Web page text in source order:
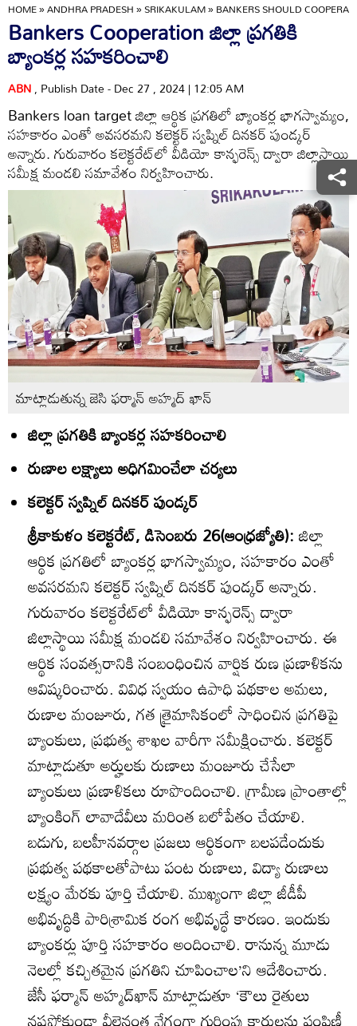
HOME»ANDHRA PRADESH»SRIKAKULAM»BANKERS SHOULD
Bankers Cooperation జిల్లా ప్రగతికి
బ్యాంకర్ల సహకరించాలి
ABN, Publish Date - Dec 27 , 2024 | 12:05 AM
Bankers loan target జిల్లా ఆర్థిక ప్రగతిలో బ్యాంకర్ల భాగస్వామ్యం,
సహకారం ఎంతో అవసరమని కలెక్టర్‌ స్వప్నిల్‌ దినకర్‌ పుండ్కర్‌
అన్నారు. గురువారం కలెక్టరేట్‌లో వీడియో కాన్ఫరెన్స్‌ ద్వారా జిల్లాస్థాయి
సమీక్ష మండలి సమావేశం నిర్వహించారు.
మాట్లాడుతున్న జెసి ఫర్మాన్‌ అహ్మద్‌ ఖాన్‌
జిల్లా ప్రగతికి బ్యాంకర్ల సహకరించాలి
రుణాల లక్ష్యాలు అధిగమించేలా చర్యలు
కలెక్టర్‌ స్వప్నిల్‌ దినకర్‌ పుండ్కర్‌
శ్రీకాకుళం కలెక్టరేట్‌, డిసెంబరు 26(ఆంధ్రజ్యోతి):జిల్లా
ఆర్థిక ప్రగతిలో బ్యాంకర్ల భాగస్వామ్యం, సహకారం ఎంతో
అవసరమని కలెక్టర్‌ స్వప్నిల్‌ దినకర్‌ పుండ్కర్‌ అన్నారు.
గురువారం కలెక్టరేట్‌లో వీడియో కాన్ఫరెన్స్‌ ద్వారా
జిల్లాస్థాయి సమీక్ష మండలి సమావేశం నిర్వహించారు. ఈ
ఆర్థిక సంవత్సరానికి సంబంధించిన వార్షిక రుణ ప్రణాళికను
ఆవిష్కరించారు. వివిధ స్వయం ఉపాధి పథకాల అమలు,
రుణాల మంజూరు, గత త్రైమాసికంలో సాధించిన ప్రగతిపై
బ్యాంకులు, ప్రభుత్వ శాఖల వారీగా సమీక్షించారు. కలెక్టర్‌
మాట్లాడుతూ అర్హులకు రుణాలు మంజూరు చేసేలా
బ్యాంకులు ప్రణాళికలు రూపొందించాలి. గ్రామీణ ప్రాంతాల్లో
బ్యాంకింగ్‌ లావాదేవీలు మరింత బలోపేతం చేయాలి.
బడుగు, బలహీనవర్గాల ప్రజలు ఆర్థికంగా బలపడేందుకు
ప్రభుత్వ పథకాలతోపాటు పంట రుణాలు, విద్యా రుణాలు
లక్ష్యం మేరకు పూర్తి చేయాలి. ముఖ్యంగా జిల్లా జీడీపీ
అభివృద్ధికి పారిశ్రామిక రంగ అభివృద్ధే కారణం. ఇందుకు
బ్యాంకర్లు పూర్తి సహకారం అందించాలి. రానున్న మూడు
నెలల్లో కచ్చితమైన ప్రగతిని చూపించాల’ని ఆదేశించారు.
జేసీ ఫర్మాన్‌ అహ్మద్‌ఖాన్‌ మాట్లాడుతూ ‘కౌలు రైతులు